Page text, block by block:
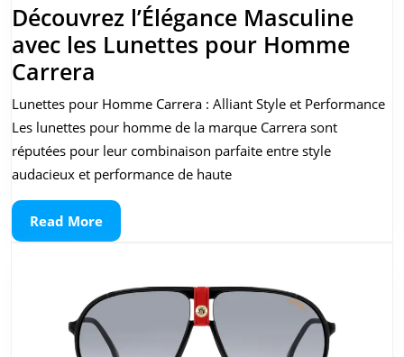
Découvrez l’Élégance Masculine
avec les Lunettes pour Homme
Carrera
l’Élégance
Masculine
avec
les
Lunettes
pour
Carrera
Lunettes pour Homme Carrera : Alliant Style et Performance
Les lunettes pour homme de la marque Carrera sont
réputées pour leur combinaison parfaite entre style
audacieux et performance de haute
Read MoreRead
More